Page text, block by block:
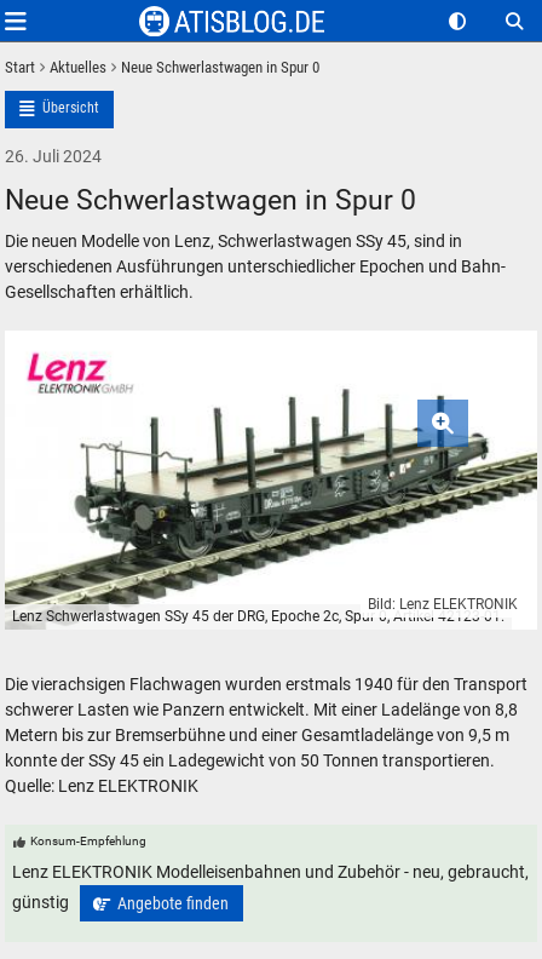
Start Aktuelles Neue Schwerlastwagen in Spur 0
Übersicht
26. Juli 2024
Neue Schwerlastwagen in Spur 0
Die neuen Modelle von Lenz, Schwerlastwagen SSy 45, sind in
verschiedenen Ausführungen unterschiedlicher Epochen und Bahn-
Gesellschaften erhältlich.
Lenz Schwerlastwagen SSy 45 der DRG, Epoche 2c, Spur 0, Artikel 42123-01.
Bild: Lenz ELEKTRONIK
Die vierachsigen Flachwagen wurden erstmals 1940 für den Transport
schwerer Lasten wie Panzern entwickelt. Mit einer Ladelänge von 8,8
Metern bis zur Bremserbühne und einer Gesamtladelänge von 9,5 m
konnte der SSy 45 ein Ladegewicht von 50 Tonnen transportieren.
Quelle: Lenz ELEKTRONIK
Konsum-Empfehlung
Lenz ELEKTRONIK Modelleisenbahnen und Zubehör - neu, gebraucht,
günstig
Angebote finden